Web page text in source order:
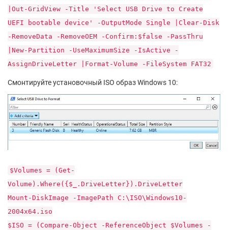
|Out-GridView -Title 'Select USB Drive to Create
UEFI bootable device' -OutputMode Single |Clear-Disk
-RemoveData -RemoveOEM -Confirm:$false -PassThru
|New-Partition -UseMaximumSize -IsActive -
AssignDriveLetter |Format-Volume -FileSystem FAT32
Смонтируйте установочный ISO образ Windows 10:
$Volumes = (Get-
Volume).Where({$_.DriveLetter}).DriveLetter
Mount-DiskImage -ImagePath C:\ISO\Windows10-
2004x64.iso
$ISO = (Compare-Object -ReferenceObject $Volumes -